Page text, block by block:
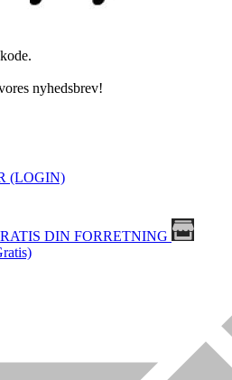
nyhedsbrev!
(LOGIN)
DIN FORRETNING